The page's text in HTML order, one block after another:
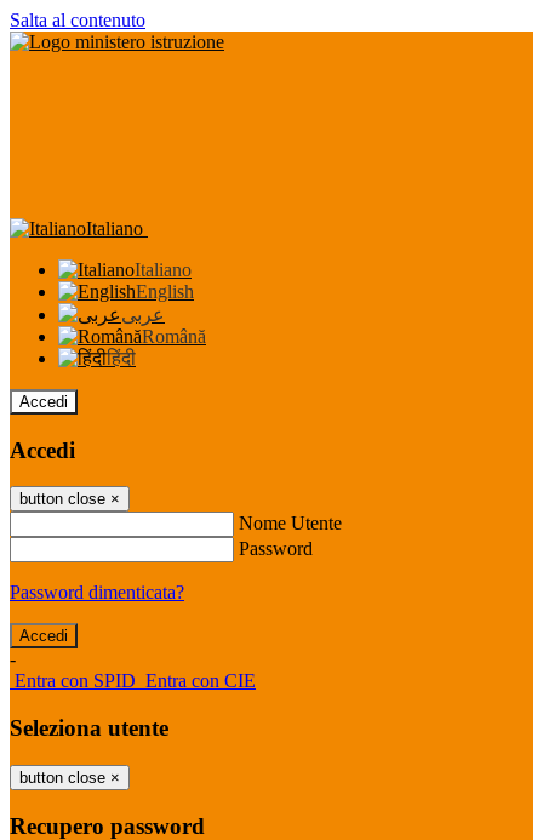
Salta al contenuto
Italiano
Italiano
English
عربى
Română
हिंदी
Accedi
Accedi
button close ×
Nome Utente
Password
Password dimenticata?
-
Entra con SPID Entra con CIE
Seleziona utente
button close ×
Recupero password